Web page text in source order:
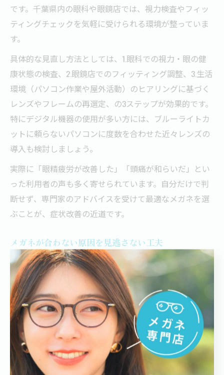
です。千葉県内の眼科や眼鏡店では、視力検査やフィッ
ティングチェックを気軽に受けられる環境が整っていま
す。
具体的な見直し方法としては、1.眼科での視力・眼の健
康状態の検査、2.眼鏡店でのフィッティング調整、3.生活
環境（パソコン作業や屋外活動）のヒアリングに基づく
レンズやフレームの再選定、の3ステップが効果的です。
特にデジタル機器の使用が多い方には、ブルーライトカ
ットに頼らないパソコンに度数を合わせた近々レンズの
導入も検討しましょう。
実際に「眼精疲労が改善した」「頭痛が和らいだ」とい
った利用者の声も多く寄せられています。自分だけで判
断せず、専門家のアドバイスを受けて最適なメガネを選
ぶことが、症状改善の近道です。
メガネが合わない原因を見逃さない工夫
メガネが合わなくなる原因を見逃さないためには、日常
的に自分の目や体の変化に敏感になることが大切です。
千葉県の生活環境の変化や加齢による視力の変動も、度
数やフィッティング不良の一因となります。
具体的な工夫として、1.定期的な視力検査とメガネの点
検、2.違和感や不調を感じた際はすぐにメモしておく、3.
眼精疲労や頭痛などのサインが続く場合は眼科受診を検
討する、などが挙げられます。千葉県内には相談しやす